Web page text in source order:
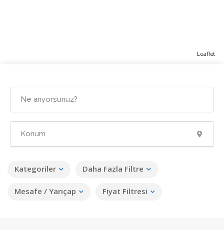
Kategoriler Daha Fazla Filtre
Mesafe / Yarıçap Fiyat Filtresi
Leaflet